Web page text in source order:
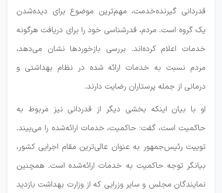
قدردانی گیرنده‌خدمت، مهم‌ترین موضوع برای دیده‌شدن
یک گروه است. مردم، قدرشناسی خود را برای دریافت هرگونه
خدمات اعلام کرده‌اند. بررسی بازخوردها نشان می‌دهد،
مردم نسبت به خدمات ارائه شده در نظام بهداشتی و
درمانی از جمله پرستاران رضایت دارند.
او با بیان اینکه بخشی دیگر از قدردانی نیز مربوط به
حاکمیت است، گفت: حاکمیت، خدمات ارائه‌شده را می‌بیند.
توییت رئیس‌جمهور به عنوان عالی‌ترین مقام اجرایی کشور،
بیانگر توجه حاکمیت به خدمات ارائه‌شده است. همچنین
نمایندگان مجلس و سایر وزرایی که از وزارت بهداشت بازدید